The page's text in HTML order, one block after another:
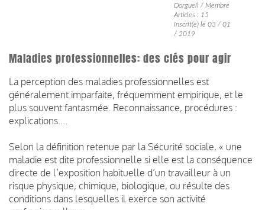
Dorgueil / Membre
Articles : 15
Inscrit(e) le 03 / 01
/ 2019
Maladies professionnelles: des clés pour agir
La perception des maladies professionnelles est
généralement imparfaite, fréquemment empirique, et le
plus souvent fantasmée. Reconnaissance, procédures :
explications....
Selon la définition retenue par la Sécurité sociale, « une
maladie est dite professionnelle si elle est la conséquence
directe de l’exposition habituelle d’un travailleur à un
risque physique, chimique, biologique, ou résulte des
conditions dans lesquelles il exerce son activité